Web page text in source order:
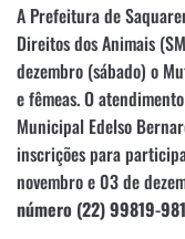
A Prefeitura de
Direitos dos Animais
dezembro (sábado) o
e fêmeas. O
Municipal Edelso
inscrições para
novembro e 03 de
número (22) 99819-